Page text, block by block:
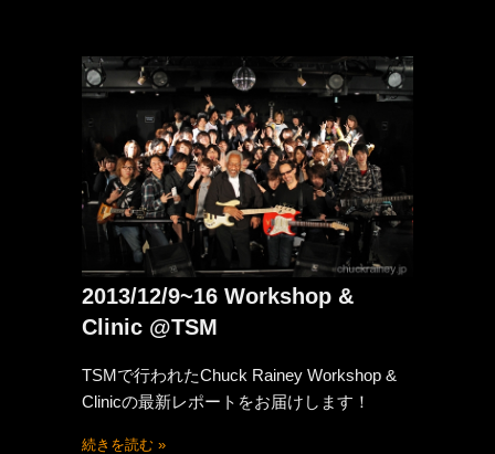
2013/12/9~16 Workshop &
Clinic @TSM
TSMで行われたChuck Rainey Workshop &
Clinicの最新レポートをお届けします！
続きを読む »